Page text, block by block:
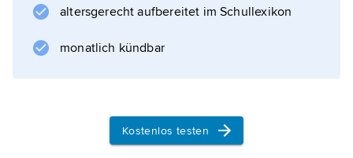
nebeneinanderstehenden, 71,1 cm hohen
Stäben bestehen (Abstand: 11,1 cm). Auf den
Stäben
Informationen zum Artikel
altersgerecht aufbereitet im Schullexikon
monatlich kündbar
Kostenlos testen